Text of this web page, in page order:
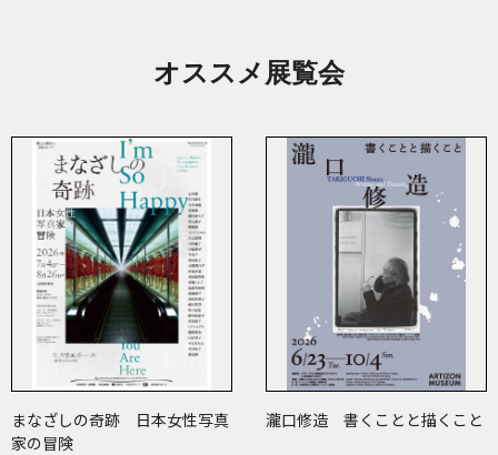
オススメ展覧会
まなざしの奇跡 日本女性写真
家の冒険
瀧口修造 書くことと描くこと